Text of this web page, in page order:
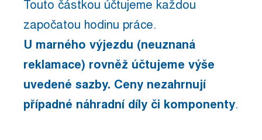
Touto částkou účtujeme každou
započatou hodinu práce.
U marného výjezdu (neuznaná
reklamace) rovněž účtujeme výše
uvedené sazby. Ceny nezahrnují
případné náhradní díly či komponenty.